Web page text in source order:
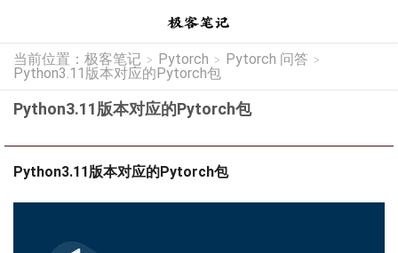
当前位置： 极客笔记 > Pytorch > Pytorch 问答 >
Python3.11版本对应的Pytorch包
Python3.11版本对应的Pytorch包
Python3.11版本对应的Pytorch包